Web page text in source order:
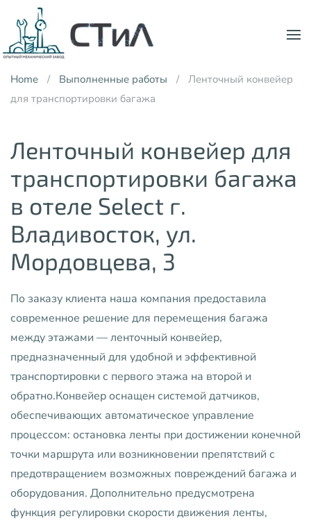
Skip to main content
Home Выполненные работы
Ленточный конвейер
для транспортировки багажа
Ленточный конвейер для
транспортировки багажа
в отеле Select г.
Владивосток, ул.
Мордовцева, 3
По заказу клиента наша компания предоставила
современное решение для перемещения багажа
между этажами — ленточный конвейер,
предназначенный для удобной и эффективной
транспортировки с первого этажа на второй и
обратно.Конвейер оснащен системой датчиков,
обеспечивающих автоматическое управление
процессом: остановка ленты при достижении конечной
точки маршрута или возникновении препятствий с
предотвращением возможных повреждений багажа и
оборудования. Дополнительно предусмотрена
функция регулировки скорости движения ленты,